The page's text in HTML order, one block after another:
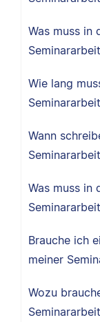
Was muss in
Wie lang
Wann
Was muss in
Brauche ich
meiner
Wozu